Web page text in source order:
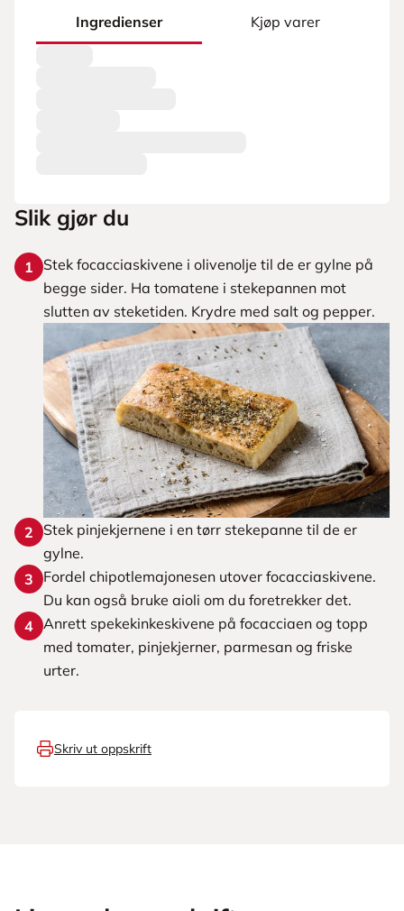
Ingredienser Kjøp varer
Slik gjør du
1
Stek focacciaskivene i olivenolje til de er gylne på
begge sider. Ha tomatene i stekepannen mot
slutten av steketiden. Krydre med salt og pepper.
2
Stek pinjekjernene i en tørr stekepanne til de er
gylne.
3
Fordel chipotlemajonesen utover focacciaskivene.
Du kan også bruke aioli om du foretrekker det.
4 Anrett spekekinkeskivene på focacciaen og topp
med tomater, pinjekjerner, parmesan og friske
urter.
Skriv ut oppskrift